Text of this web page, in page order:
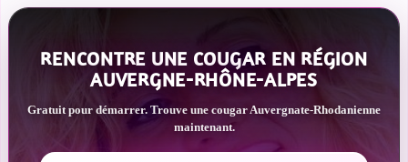
RENCONTRE UNE COUGAR EN RÉGION
AUVERGNE-RHÔNE-ALPES
Gratuit pour démarrer. Trouve une cougar Auvergnate-Rhodanienne
maintenant.